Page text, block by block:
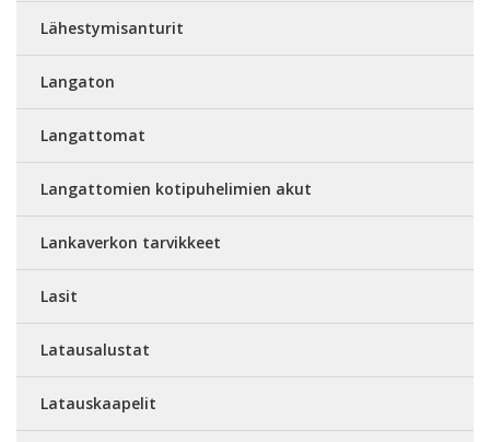
Lähestymisanturit
Langaton
Langattomat
Langattomien kotipuhelimien akut
Lankaverkon tarvikkeet
Lasit
Latausalustat
Latauskaapelit